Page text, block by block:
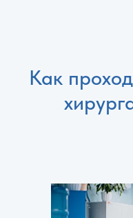
Как